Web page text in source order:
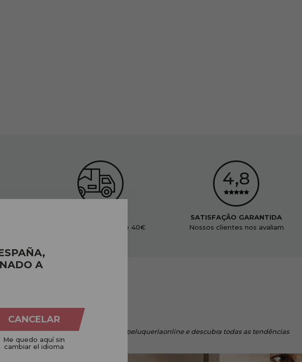
Em pedidos acima de 40€
SATISFAÇÃO GARANTIDA
Nossos clientes nos avaliam
seus produtos no instagram com #tupeluqueriaonline e descubra todas as tendências
A
CANCELAR
Me quedo aquí sin
cambiar el idioma